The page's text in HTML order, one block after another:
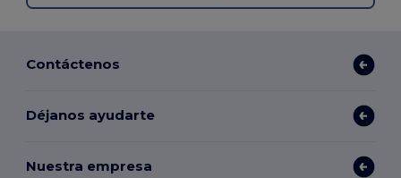
Contáctenos
Déjanos ayudarte
Nuestra empresa